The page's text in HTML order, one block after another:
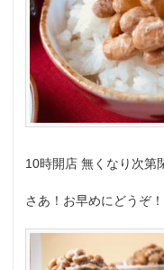
10時開店 無くなり次第
さあ！お早めにどうぞ！